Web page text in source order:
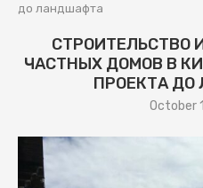
до ландшафта
СТРОИТЕЛЬСТВО
ЧАСТНЫХ ДОМОВ В
ПРОЕКТА
October